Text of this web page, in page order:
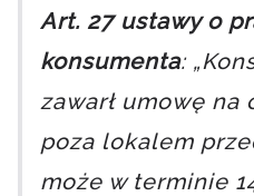
Art. 27 ustawy o
konsumenta:
zawarł umowę na
poza lokalem
może w terminie